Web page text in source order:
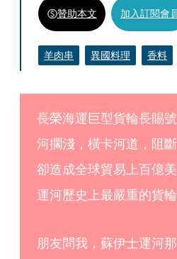
贊助本文 加入訂閱會
羊肉串 異國料理 香料
長榮海運巨型貨輪長賜
河擱淺，橫卡河道，阻
卻造成全球貿易上百億
運河歷史上最嚴重的貨
朋友問我，蘇伊士運河